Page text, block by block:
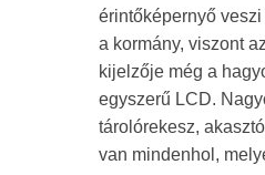
érintőképernyő
a kormány, viszont
kijelzője még a
egyszerű LCD.
tárolórekesz,
van mindenhol,